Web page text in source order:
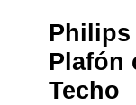
Philips
Plafón
Techo